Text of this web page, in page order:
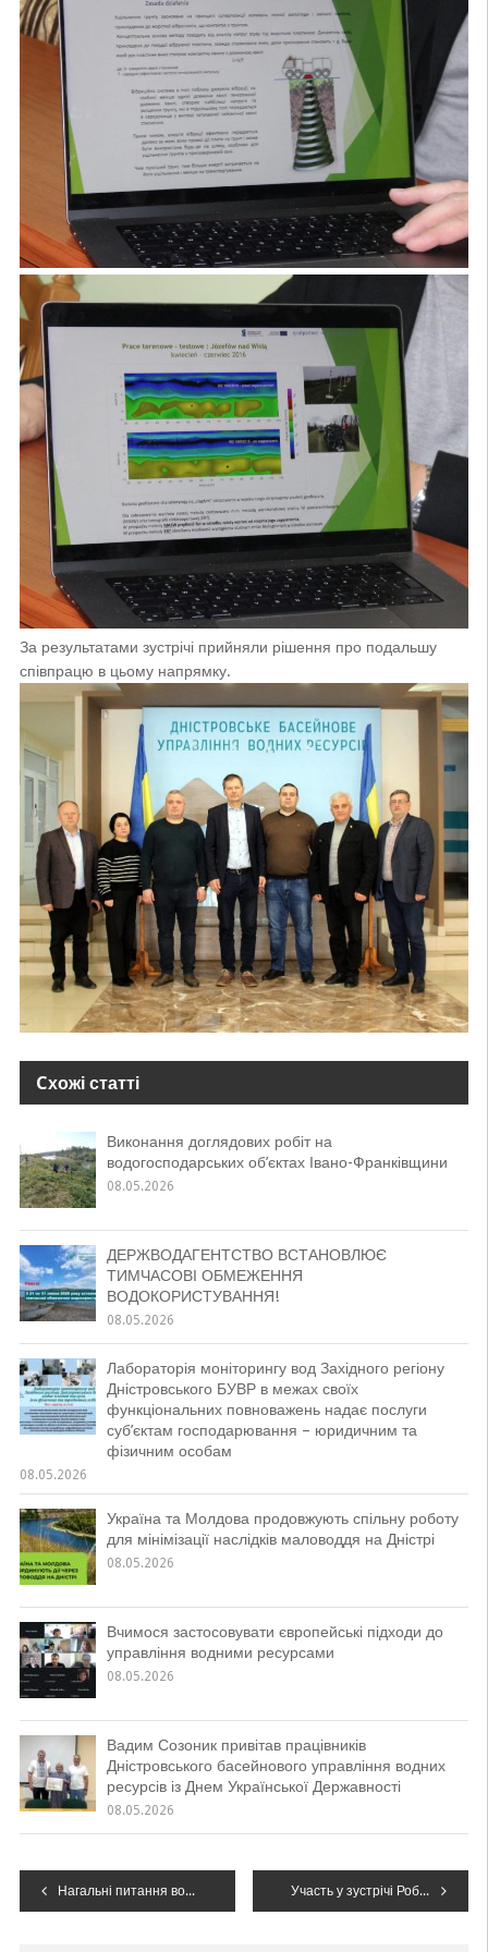
За результатами зустрічі прийняли рішення про подальшу
співпрацю в цьому напрямку.
Cхожі статті
Виконання доглядових робіт на
водогосподарських об’єктах Івано-Франківщини
08.05.2026
ДЕРЖВОДАГЕНТСТВО ВСТАНОВЛЮЄ
ТИМЧАСОВІ ОБМЕЖЕННЯ
ВОДОКОРИСТУВАННЯ!
08.05.2026
Лабораторія моніторингу вод Західного регіону
Дністровського БУВР в межах своїх
функціональних повноважень надає послуги
суб’єктам господарювання – юридичним та
фізичним особам
08.05.2026
Україна та Молдова продовжують спільну роботу
для мінімізації наслідків маловоддя на Дністрі
08.05.2026
Вчимося застосовувати європейські підходи до
управління водними ресурсами
08.05.2026
Вадим Созоник привітав працівників
Дністровського басейнового управління водних
ресурсів із Днем Української Державності
08.05.2026
Навігація
Нагальні питання водної галузі обговорили керівники Міндовкілля, Держводагентства та Закарпатської ОДА разом із водогосподарниками з усієї країни під час робочої поїздки до Закарпатської області Участь у зустрічі Робочої групи з питань охорони якості прикордонних вод Українсько-Словацької комісії з питань прикордонних вод